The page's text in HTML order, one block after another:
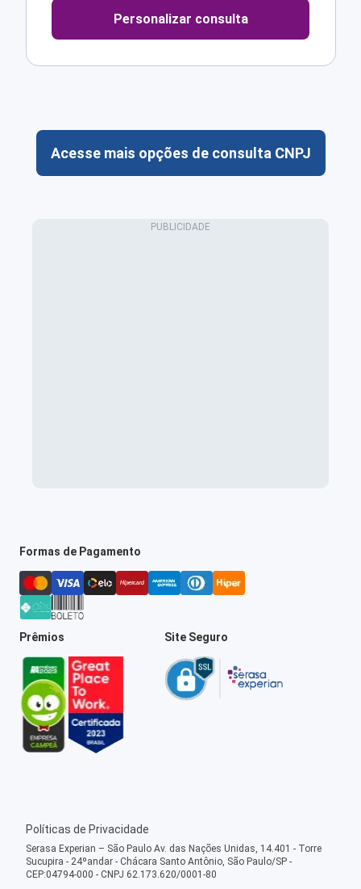
Personalizar consulta
Acesse mais opções de consulta CNPJ
Formas de Pagamento
Prêmios Site Seguro
Políticas de Privacidade
Serasa Experian – São Paulo Av. das Nações Unidas, 14.401 - Torre
Sucupira - 24ºandar - Chácara Santo Antônio, São Paulo/SP -
CEP:04794-000 - CNPJ 62.173.620/0001-80